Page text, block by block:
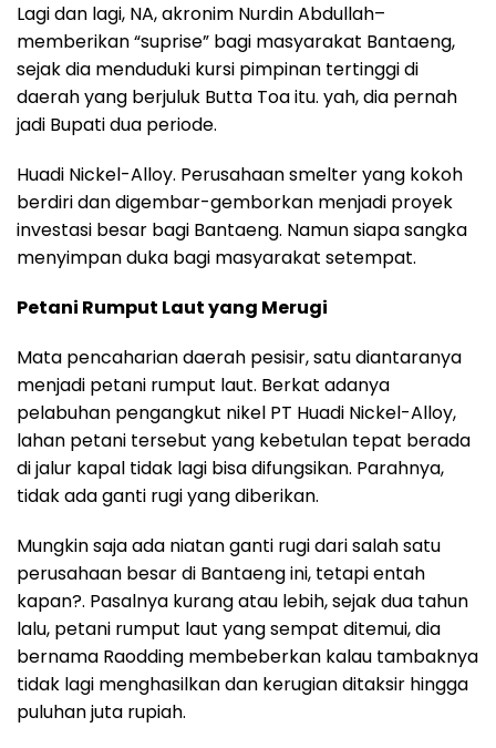
Lagi dan lagi, NA, akronim Nurdin Abdullah–
memberikan “suprise” bagi masyarakat Bantaeng,
sejak dia menduduki kursi pimpinan tertinggi di
daerah yang berjuluk Butta Toa itu. yah, dia pernah
jadi Bupati dua periode.
Huadi Nickel-Alloy. Perusahaan smelter yang kokoh
berdiri dan digembar-gemborkan menjadi proyek
investasi besar bagi Bantaeng. Namun siapa sangka
menyimpan duka bagi masyarakat setempat.
Petani Rumput Laut yang Merugi
Mata pencaharian daerah pesisir, satu diantaranya
menjadi petani rumput laut. Berkat adanya
pelabuhan pengangkut nikel PT Huadi Nickel-Alloy,
lahan petani tersebut yang kebetulan tepat berada
di jalur kapal tidak lagi bisa difungsikan. Parahnya,
tidak ada ganti rugi yang diberikan.
Mungkin saja ada niatan ganti rugi dari salah satu
perusahaan besar di Bantaeng ini, tetapi entah
kapan?. Pasalnya kurang atau lebih, sejak dua tahun
lalu, petani rumput laut yang sempat ditemui, dia
bernama Raodding membeberkan kalau tambaknya
tidak lagi menghasilkan dan kerugian ditaksir hingga
puluhan juta rupiah.